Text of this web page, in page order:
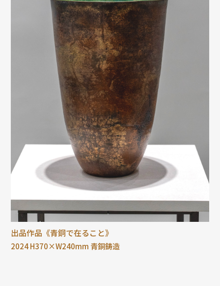
出品作品《青銅で在ること》
2024 H370×W240mm 青銅鋳造